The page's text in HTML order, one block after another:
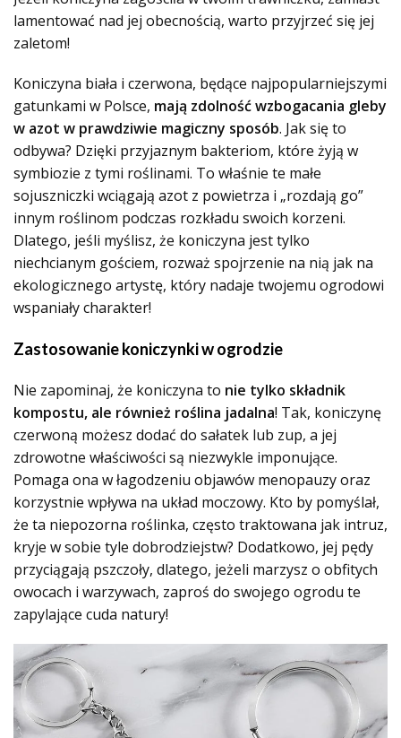
lamentować nad jej obecnością, warto przyjrzeć się jej
zaletom!
Koniczyna biała i czerwona, będące najpopularniejszymi
gatunkami w Polsce, mają zdolność wzbogacania gleby
w azot w prawdziwie magiczny sposób. Jak się to
odbywa? Dzięki przyjaznym bakteriom, które żyją w
symbiozie z tymi roślinami. To właśnie te małe
sojuszniczki wciągają azot z powietrza i „rozdają go”
innym roślinom podczas rozkładu swoich korzeni.
Dlatego, jeśli myślisz, że koniczyna jest tylko
niechcianym gościem, rozważ spojrzenie na nią jak na
ekologicznego artystę, który nadaje twojemu ogrodowi
wspaniały charakter!
Zastosowanie koniczynki w ogrodzie
Nie zapominaj, że koniczyna to nie tylko składnik
kompostu, ale również roślina jadalna! Tak, koniczynę
czerwoną możesz dodać do sałatek lub zup, a jej
zdrowotne właściwości są niezwykle imponujące.
Pomaga ona w łagodzeniu objawów menopauzy oraz
korzystnie wpływa na układ moczowy. Kto by pomyślał,
że ta niepozorna roślinka, często traktowana jak intruz,
kryje w sobie tyle dobrodziejstw? Dodatkowo, jej pędy
przyciągają pszczoły, dlatego, jeżeli marzysz o obfitych
owocach i warzywach, zaproś do swojego ogrodu te
zapylające cuda natury!